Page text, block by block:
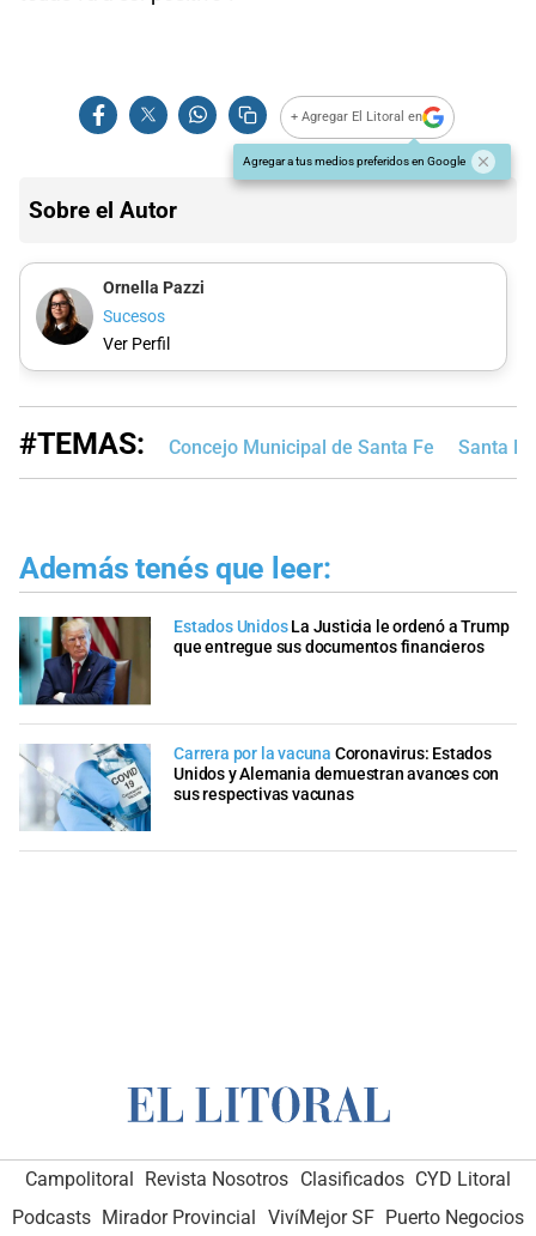
+ Agregar El Litoral en
Agregar a tus medios preferidos en Google
Sobre el Autor
Ornella Pazzi
Sucesos
Ver Perfil
#TEMAS: Concejo Municipal de Santa Fe Santa
Además tenés que leer:
Estados Unidos La Justicia le ordenó a Trump
que entregue sus documentos financieros
Carrera por la vacuna Coronavirus: Estados
Unidos y Alemania demuestran avances con
sus respectivas vacunas
Campolitoral Revista Nosotros Clasificados CYD Litoral
Podcasts Mirador Provincial VivíMejor SF Puerto Negocios